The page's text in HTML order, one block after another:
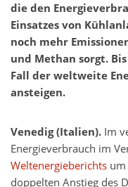
die den
Einsatzes von
noch mehr
und Methan sorgt.
Fall der weltweite
ansteigen.
Venedig (Italien). Im
Energieverbrauch im
Weltenergieberichts um
doppelten Anstieg des